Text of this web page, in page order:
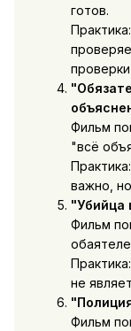
готов.
Фильм
"всё
важно,
"Убийца
Фильм
не
Фильм